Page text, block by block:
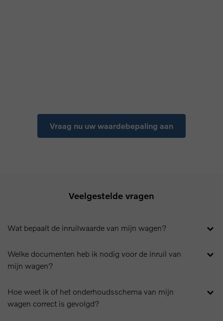
Vraag nu uw waardebepaling aan
Veelgestelde vragen
Wat bepaalt de inruilwaarde van mijn wagen?
Welke documenten heb ik nodig voor de inruil van
mijn wagen?
Hoe weet ik of het onderhoudsschema van mijn
wagen correct is gevolgd?